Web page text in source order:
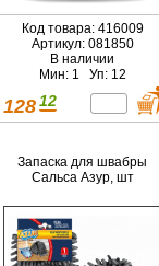
Код товара: 416009
Артикул: 081850
В наличии
Мин: 1 Уп: 12
128 12
Запаска для швабры
Сальса Азур, шт